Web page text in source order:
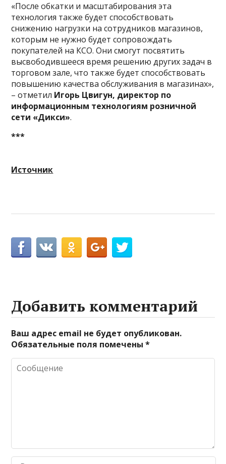
«После обкатки и масштабирования эта
технология также будет способствовать
снижению нагрузки на сотрудников магазинов,
которым не нужно будет сопровождать
покупателей на КСО. Они смогут посвятить
высвободившееся время решению других задач в
торговом зале, что также будет способствовать
повышению качества обслуживания в магазинах»,
– отметил Игорь Цвигун, директор по
информационным технологиям розничной
сети «Дикси».
***
Источник
Добавить комментарий
Ваш адрес email не будет опубликован.
Обязательные поля помечены*